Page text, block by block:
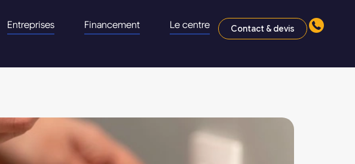
Entreprises Financement Le centre Contact & devis